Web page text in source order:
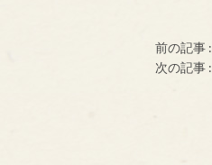
前の記事 :
次の記事 :